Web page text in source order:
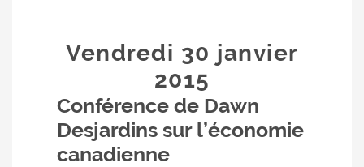
Vendredi 30 janvier
2015
Conférence de Dawn
Desjardins sur l’économie
canadienne